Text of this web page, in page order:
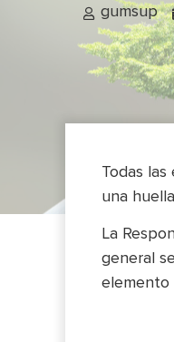
gumsup
Todas
una
La
general
elemento